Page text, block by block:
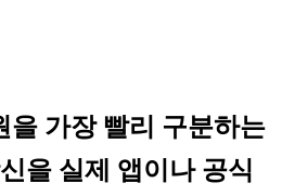
을 가장 빨리 구분하는
을 실제 앱이나 공식